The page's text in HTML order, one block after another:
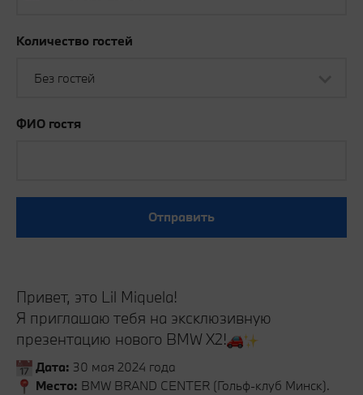
Количество гостей
Без гостей
ФИО гостя
Отправить
Привет, это Lil Miquela!
Я приглашаю тебя на эксклюзивную
презентацию нового BMW X2!
Дата: 30 мая 2024 года
Место: BMW BRAND CENTER (Гольф-клуб Минск).